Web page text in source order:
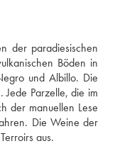
der paradiesischen
Böden in
und Albillo. Die
Parzelle, die im
der manuellen Lese
Die Weine der
aus.